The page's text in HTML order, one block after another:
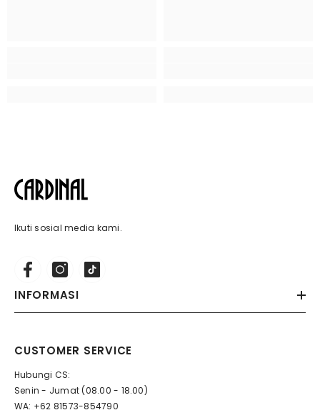
Ikuti sosial media kami.
INFORMASI
CUSTOMER SERVICE
Hubungi CS:
Senin - Jumat (08.00 - 18.00)
WA: +62 81573-854790